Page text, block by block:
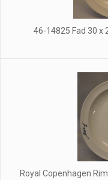
46-14825 Fad 30 x
Royal Copenhagen